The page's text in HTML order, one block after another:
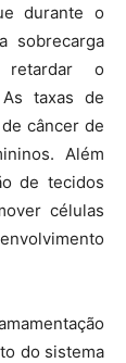
durante o
sobrecarga
o
taxas de
câncer de
Além
de tecidos
células
do sistema